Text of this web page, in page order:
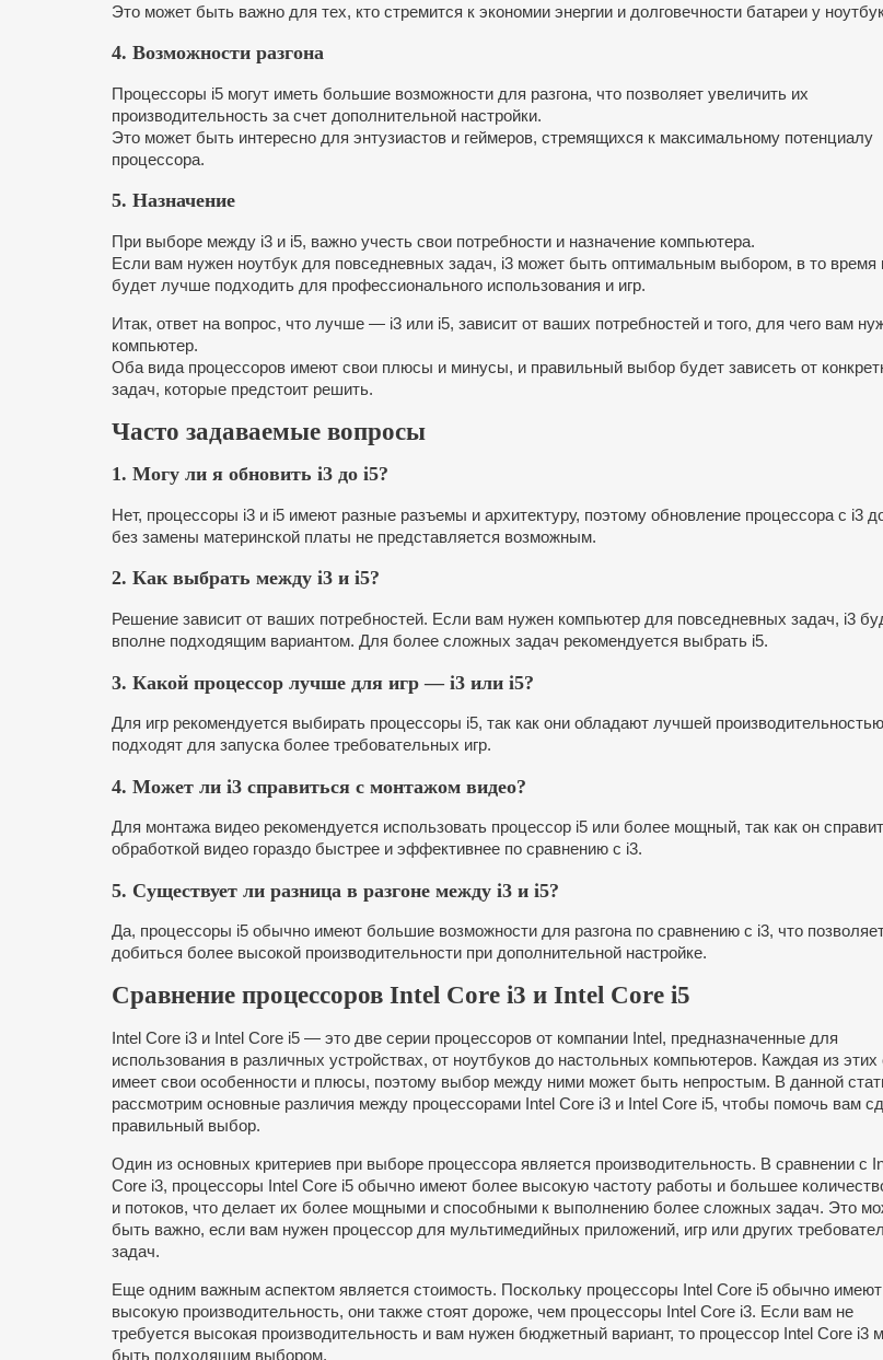
Это может быть важно для тех, кто стремится к экономии энергии и долговечности батареи у
4. Возможности разгона
Процессоры i5 могут иметь большие возможности для разгона, что позволяет увеличить их
производительность за счет дополнительной настройки.
Это может быть интересно для энтузиастов и геймеров, стремящихся к максимальному потенциалу
процессора.
5. Назначение
При выборе между i3 и i5, важно учесть свои потребности и назначение компьютера.
Если вам нужен ноутбук для повседневных задач, i3 может быть оптимальным выбором, в то время
будет лучше подходить для профессионального использования и игр.
Итак, ответ на вопрос, что лучше — i3 или i5, зависит от ваших потребностей и того, для чего вам
компьютер.
Оба вида процессоров имеют свои плюсы и минусы, и правильный выбор будет зависеть от
задач, которые предстоит решить.
Часто задаваемые вопросы
1. Могу ли я обновить i3 до i5?
Нет, процессоры i3 и i5 имеют разные разъемы и архитектуру, поэтому обновление процессора с i3
без замены материнской платы не представляется возможным.
2. Как выбрать между i3 и i5?
Решение зависит от ваших потребностей. Если вам нужен компьютер для повседневных задач, i3
вполне подходящим вариантом. Для более сложных задач рекомендуется выбрать i5.
3. Какой процессор лучше для игр — i3 или i5?
Для игр рекомендуется выбирать процессоры i5, так как они обладают лучшей
подходят для запуска более требовательных игр.
4. Может ли i3 справиться с монтажом видео?
Для монтажа видео рекомендуется использовать процессор i5 или более мощный, так как он
обработкой видео гораздо быстрее и эффективнее по сравнению с i3.
5. Существует ли разница в разгоне между i3 и i5?
Да, процессоры i5 обычно имеют большие возможности для разгона по сравнению с i3, что
добиться более высокой производительности при дополнительной настройке.
Сравнение процессоров Intel Core i3 и Intel Core i5
Intel Core i3 и Intel Core i5 — это две серии процессоров от компании Intel, предназначенные для
использования в различных устройствах, от ноутбуков до настольных компьютеров. Каждая из этих
имеет свои особенности и плюсы, поэтому выбор между ними может быть непростым. В данной
рассмотрим основные различия между процессорами Intel Core i3 и Intel Core i5, чтобы помочь вам
правильный выбор.
Один из основных критериев при выборе процессора является производительность. В сравнении с
Core i3, процессоры Intel Core i5 обычно имеют более высокую частоту работы и большее
и потоков, что делает их более мощными и способными к выполнению более сложных задач. Это
быть важно, если вам нужен процессор для мультимедийных приложений, игр или других
задач.
Еще одним важным аспектом является стоимость. Поскольку процессоры Intel Core i5 обычно
высокую производительность, они также стоят дороже, чем процессоры Intel Core i3. Если вам не
требуется высокая производительность и вам нужен бюджетный вариант, то процессор Intel Core i3
быть подходящим выбором.